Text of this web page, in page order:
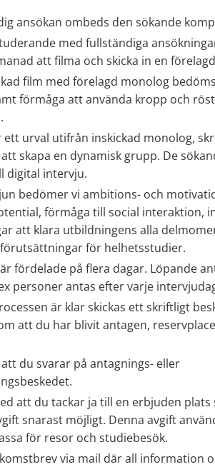
ansökan ombeds den sökande
med fullständiga
att filma och skicka in en
film med förelagd monolog
förmåga att använda kropp och
ett urval utifrån inskickad monolog,
skapa en dynamisk grupp. De
digital intervju.
bedömer vi ambitions- och
förmåga till social interaktion,
att klara utbildningens alla
för helhetsstudier.
fördelade på flera dagar. Löpande
personer antas efter varje
är klar skickas ett skriftligt
att du har blivit antagen,
du svarar på antagnings- eller
att du tackar ja till en erbjuden plats
snarast möjligt. Denna avgift
för resor och studiebesök.
via mail där all information